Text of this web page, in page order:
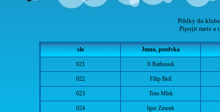
Pihlky do
Pipojit mete a
slo Jmno, pezdvka
021 Ji Rathousk
022 Filip Beil
023 Tom Mlek
024 Igor Zmenk